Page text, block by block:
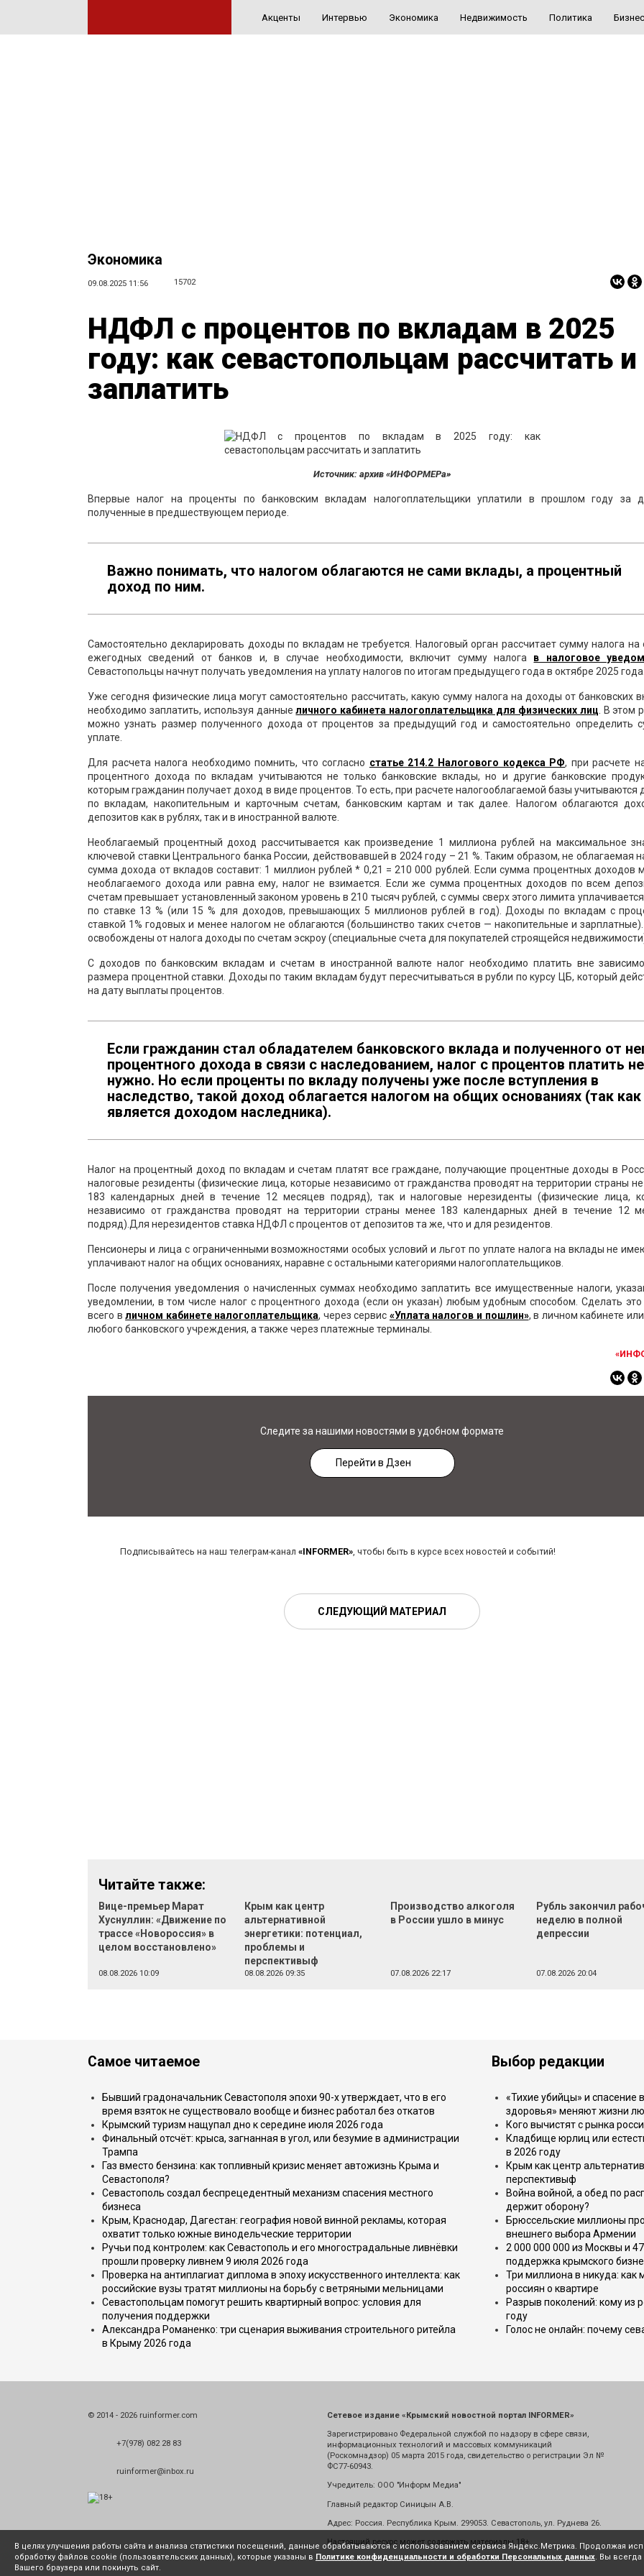
Акценты Интервью Экономика Недвижимость Политика Бизнес
Экономика
09.08.2025 11:56 15702
НДФЛ с процентов по вкладам в 2025
году: как севастопольцам рассчитать и
заплатить
Источник: архив «ИНФОРМЕРа»
Впервые налог на проценты по банковским вкладам налогоплательщики уплатили в прошлом году за
полученные в предшествующем периоде.
Важно понимать, что налогом облагаются не сами вклады, а процентный
доход по ним.
Самостоятельно декларировать доходы по вкладам не требуется. Налоговый орган рассчитает сумму налога на
ежегодных сведений от банков и, в случае необходимости, включит сумму налога в налоговое
Севастопольцы начнут получать уведомления на уплату налогов по итогам предыдущего года в октябре 2025
Уже сегодня физические лица могут самостоятельно рассчитать, какую сумму налога на доходы от банковских
необходимо заплатить, используя данныеличного кабинета налогоплательщика для физических лиц . В этом
можно узнать размер полученного дохода от процентов за предыдущий год и самостоятельно определить
уплате.
Для расчета налога необходимо помнить, что согласно статье 214.2 Налогового кодекса РФ, при расчете
процентного дохода по вкладам учитываются не только банковские вклады, но и другие банковские
которым гражданин получает доход в виде процентов. То есть, при расчете налогооблагаемой базы учитываются
по вкладам, накопительным и карточным счетам, банковским картам и так далее. Налогом облагаются
депозитов как в рублях, так и в иностранной валюте.
Необлагаемый процентный доход рассчитывается как произведение 1 миллиона рублей на максимальное
ключевой ставки Центрального банка России, действовавшей в 2024 году – 21 %. Таким образом, не облагаемая
сумма дохода от вкладов составит: 1 миллион рублей * 0,21 = 210 000 рублей. Если сумма процентных доходов
необлагаемого дохода или равна ему, налог не взимается. Если же сумма процентных доходов по всем
счетам превышает установленный законом уровень в 210 тысяч рублей, с суммы сверх этого лимита
по ставке 13 % (или 15 % для доходов, превышающих 5 миллионов рублей в год). Доходы по вкладам с
ставкой 1% годовых и менее налогом не облагаются (большинство таких счетов — накопительные и
освобождены от налога доходы по счетам эскроу (специальные счета для покупателей строящейся
С доходов по банковским вкладам и счетам в иностранной валюте налог необходимо платить вне
размера процентной ставки. Доходы по таким вкладам будут пересчитываться в рубли по курсу ЦБ, который
на дату выплаты процентов.
Если гражданин стал обладателем банковского вклада и полученного от
процентного дохода в связи с наследованием, налог с процентов платить не
нужно. Но если проценты по вкладу получены уже после вступления в
наследство, такой доход облагается налогом на общих основаниях (так как
является доходом наследника).
Налог на процентный доход по вкладам и счетам платят все граждане, получающие процентные доходы в
налоговые резиденты (физические лица, которые независимо от гражданства проводят на территории страны
183 календарных дней в течение 12 месяцев подряд), так и налоговые нерезиденты (физические лица,
независимо от гражданства проводят на территории страны менее 183 календарных дней в течение 12
подряд).Для нерезидентов ставка НДФЛ с процентов от депозитов та же, что и для резидентов.
Пенсионеры и лица с ограниченными возможностями особых условий и льгот по уплате налога на вклады не
уплачивают налог на общих основаниях, наравне с остальными категориями налогоплательщиков.
После получения уведомления о начисленных суммах необходимо заплатить все имущественные налоги,
уведомлении, в том числе налог с процентного дохода (если он указан) любым удобным способом. Сделать
всего вличном кабинете налогоплательщика, через сервис «Уплата налогов и пошлин», в личном кабинете
любого банковского учреждения, а также через платежные терминалы.
Следите за нашими новостями в удобном формате
Перейти в Дзен
Подписывайтесь на наш телеграм-канал «INFORMER», чтобы быть в курсе всех новостей и событий!
СЛЕДУЮЩИЙ МАТЕРИАЛ
Читайте также:
Вице-премьер Марат
Хуснуллин: «Движение по
трассе «Новороссия» в
целом восстановлено»
08.08.2026 10:09
Крым как центр
альтернативной
энергетики: потенциал,
проблемы и
перспективыф
08.08.2026 09:35
Производство алкоголя
в России ушло в минус
07.08.2026 22:17
Рубль закончил
неделю в полной
депрессии
07.08.2026 20:04
Самое читаемое
Бывший градоначальник Севастополя эпохи 90-х утверждает, что в его
время взяток не существовало вообще и бизнес работал без откатов
Крымский туризм нащупал дно к середине июля 2026 года
Финальный отсчёт: крыса, загнанная в угол, или безумие в администрации
Трампа
Газ вместо бензина: как топливный кризис меняет автожизнь Крыма и
Севастополя?
Севастополь создал беспрецедентный механизм спасения местного
бизнеса
Крым, Краснодар, Дагестан: география новой винной рекламы, которая
охватит только южные винодельческие территории
Ручьи под контролем: как Севастополь и его многострадальные ливнёвки
прошли проверку ливнем 9 июля 2026 года
Проверка на антиплагиат диплома в эпоху искусственного интеллекта: как
российские вузы тратят миллионы на борьбу с ветряными мельницами
Севастопольцам помогут решить квартирный вопрос: условия для
получения поддержки
Александра Романенко: три сценария выживания строительного ритейла
в Крыму 2026 года
Выбор редакции
«Тихие убийцы» и спасение
здоровья» меняют жизни
Кого вычистят с рынка
Кладбище юрлиц или
в 2026 году
Крым как центр
перспективыф
Война войной, а обед по
держит оборону?
Брюссельские миллионы
внешнего выбора Армении
2 000 000 000 из Москвы и
поддержка крымского
Три миллиона в никуда:
россиян о квартире
Разрыв поколений: кому из
году
Голос не онлайн: почему
© 2014 - 2026 ruinformer.com
+7(978) 082 28 83
ruinformer@inbox.ru
Сетевое издание «Крымский новостной портал INFORMER»
Зарегистрировано Федеральной службой по надзору в сфере связи,
информационных технологий и массовых коммуникаций
(Роскомнадзор) 05 марта 2015 года, свидетельство о регистрации Эл №
ФС77-60943.
Учредитель: ООО "Информ Медиа"
Главный редактор Синицын А.В.
Адрес: Россия. Республика Крым. 299053. Севастополь, ул. Руднева 26.
Настоящий ресурс может содержать материалы 18+
В целях улучшения работы сайта и анализа статистики посещений, данные обрабатываются с использованием сервиса Яндекс.Метрика. Продолжая
обработку файлов cookie (пользовательских данных), которые указаны в Политике конфиденциальности и обработки Персональных данных. Вы
Вашего браузера или покинуть сайт.